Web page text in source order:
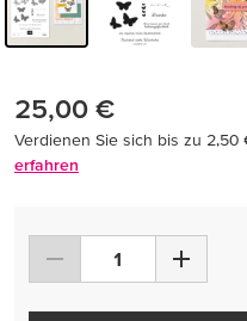
25,00 €
Verdienen Sie sich bis zu 2,50
erfahren